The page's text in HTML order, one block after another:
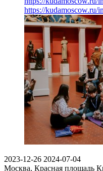
https://kudamoscow.ru/
2023-12-26 2024-07-04
Москва, Красная площадь